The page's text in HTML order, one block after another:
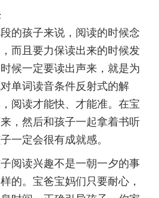
孩子来说，阅读的时候念
而且要力保读出来的时候发
候一定要读出声来，就是为
单词读音条件反射式的解
阅读才能快、才能准。在宝
，然后和孩子一起拿着书听
一定会很有成就感。
读兴趣不是一朝一夕的事
的。宝爸宝妈们只要耐心，